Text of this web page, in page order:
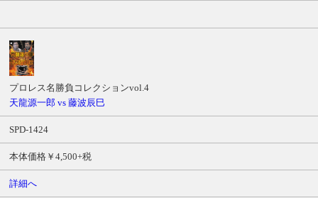
プロレス名勝負コレクションvol.4
天龍源一郎 vs 藤波辰巳
SPD-1424
本体価格￥4,500+税
詳細へ